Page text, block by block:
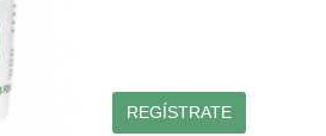
REGÍSTRATE